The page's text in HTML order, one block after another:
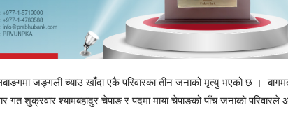
जङ्गली च्याउ खाँदा एकै परिवारका तीन जनाको मृत्यु भएको छ ।
गत शुक्रवार श्यामबहादुर चेपाङ र पदमा माया चेपाङको पाँच जनाको